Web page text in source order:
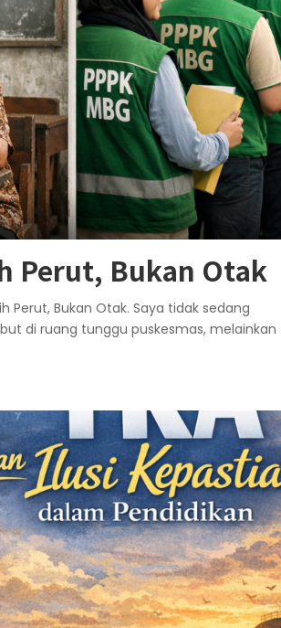
Perut, Bukan Otak
Perut, Bukan Otak. Saya tidak sedang
di ruang tunggu puskesmas, melainkan